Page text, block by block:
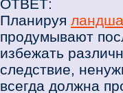
ОТВЕТ:
Планируя
продумывают
избежать
следствие,
всегда должна